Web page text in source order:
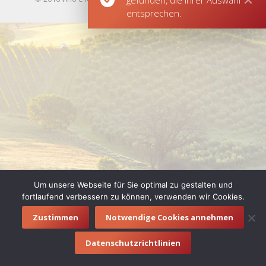
entsprechen.
Footermenue
Um unsere Webseite für Sie optimal zu gestalten und
fortlaufend verbessern zu können, verwenden wir Cookies.
Zustimmen Notwendige Cookies annehmen
Datenschutzrichtlinien